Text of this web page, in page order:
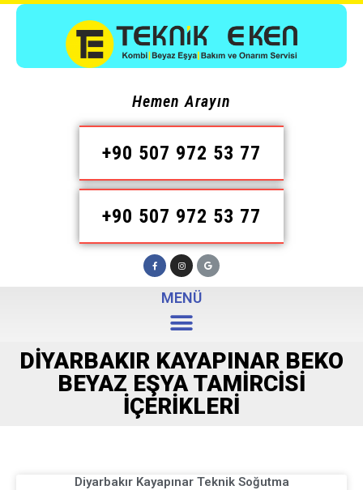
Hemen Arayın
+90 507 972 53 77
+90 507 972 53 77
MENÜ
DIYARBAKIR KAYAPINAR BEKO
BEYAZ EŞYA TAMIRCISI
İÇERIKLERI
Diyarbakır Kayapınar Teknik Soğutma